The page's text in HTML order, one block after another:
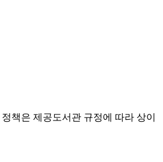
책은 제공도서관 규정에 따라 상이